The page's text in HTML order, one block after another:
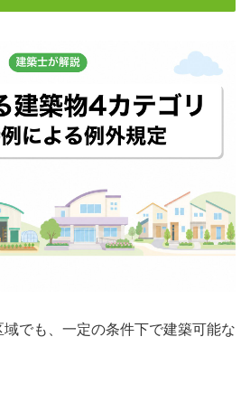
でも、一定の条件下で建築可能な